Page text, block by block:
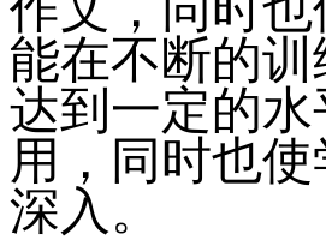
能在不断的
达到一定的
用，同时也
深入。